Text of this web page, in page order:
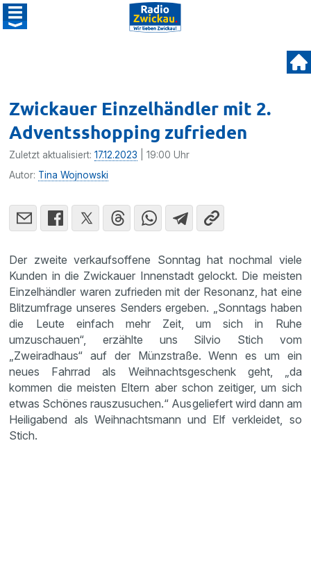
Zwickauer Einzelhändler mit 2.
Adventsshopping zufrieden
Zuletzt aktualisiert:17.12.2023 | 19:00 Uhr
Autor: Tina Wojnowski
Der zweite verkaufsoffene Sonntag hat nochmal viele
Kunden in die Zwickauer Innenstadt gelockt. Die meisten
Einzelhändler waren zufrieden mit der Resonanz, hat eine
Blitzumfrage unseres Senders ergeben. „Sonntags haben
die Leute einfach mehr Zeit, um sich in Ruhe
umzuschauen“, erzählte uns Silvio Stich vom
„Zweiradhaus“ auf der Münzstraße. Wenn es um ein
neues Fahrrad als Weihnachtsgeschenk geht, „da
kommen die meisten Eltern aber schon zeitiger, um sich
etwas Schönes rauszusuchen.“ Ausgeliefert wird dann am
Heiligabend als Weihnachtsmann und Elf verkleidet, so
Stich.